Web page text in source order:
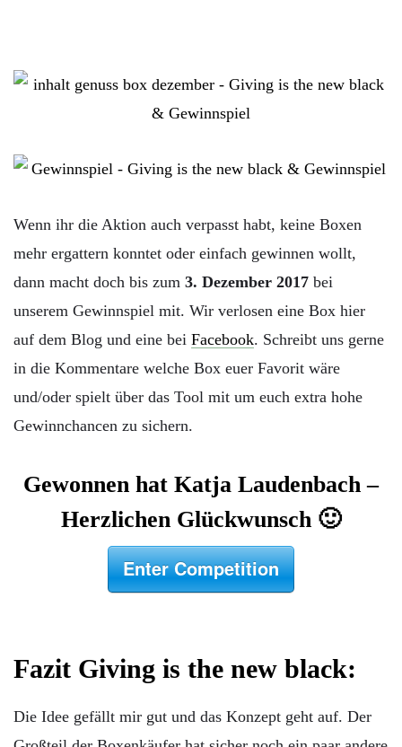
Wenn ihr die Aktion auch verpasst habt, keine Boxen
mehr ergattern konntet oder einfach gewinnen wollt,
dann macht doch bis zum 3. Dezember 2017 bei
unserem Gewinnspiel mit. Wir verlosen eine Box hier
auf dem Blog und eine bei Facebook. Schreibt uns gerne
in die Kommentare welche Box euer Favorit wäre
und/oder spielt über das Tool mit um euch extra hohe
Gewinnchancen zu sichern.
Gewonnen hat Katja Laudenbach –
Herzlichen Glückwunsch 🙂
Enter Competition
Fazit Giving is the new black:
Die Idee gefällt mir gut und das Konzept geht auf. Der